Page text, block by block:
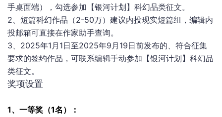
手桌面端），勾选参加【银河计划】科幻品类征文。
2、短篇科幻作品（2-50万）建议内投现实短篇组，编辑内
投邮箱可直接在作家助手查询。
3、2025年1月1日至2025年9月19日前发布的、符合征集
要求的签约作品，可联系编辑手动参加【银河计划】科幻品
类征文。
奖项设置
1、一等奖（1名）：